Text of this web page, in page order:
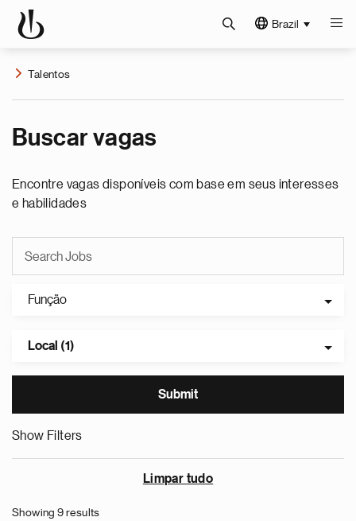
Brazil
Talentos
Buscar vagas
Encontre vagas disponíveis com base em seus interesses
e habilidades
Função
Local (1)
Show Filters
Limpar tudo
Showing 9 results